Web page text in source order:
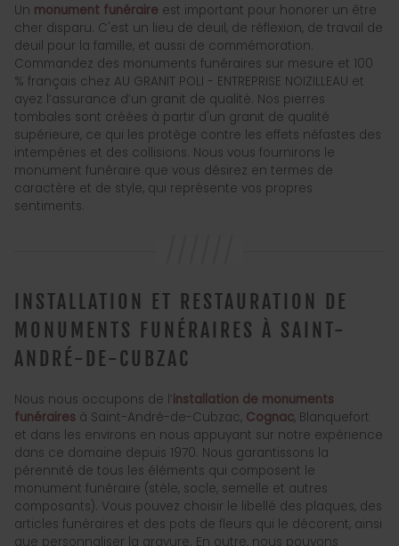
Un monument funéraire est important pour honorer un être
cher disparu. C'est un lieu de deuil, de réflexion, de travail de
deuil pour la famille, et aussi de commémoration.
Commandez des monuments funéraires sur mesure et 100
% français chez AU GRANIT POLI - ENTREPRISE NOIZILLEAU et
ayez l’assurance d’un granit de qualité. Nos pierres
tombales sont créées à partir d'un granit de qualité
supérieure, ce qui les protège contre les effets néfastes des
intempéries et des collisions. Nous vous fournirons le
monument funéraire que vous désirez en termes de
caractère et de style, qui représente vos propres
sentiments.
INSTALLATION ET RESTAURATION DE
MONUMENTS FUNÉRAIRES À SAINT-
ANDRÉ-DE-CUBZAC
Nous nous occupons de l’ installation de monuments
funéraires à Saint-André-de-Cubzac, Cognac, Blanquefort
et dans les environs en nous appuyant sur notre expérience
dans ce domaine depuis 1970. Nous garantissons la
pérennité de tous les éléments qui composent le
monument funéraire (stèle, socle, semelle et autres
composants). Vous pouvez choisir le libellé des plaques, des
articles funéraires et des pots de fleurs qui le décorent, ainsi
que personnaliser la gravure. En outre, nous pouvons